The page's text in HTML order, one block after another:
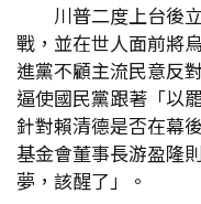
川普二度上台後
戰，並在世人面前將
進黨不顧主流民意反
逼使國民黨跟著「以
針對賴清德是否在幕
基金會董事長游盈隆
夢，該醒了」。